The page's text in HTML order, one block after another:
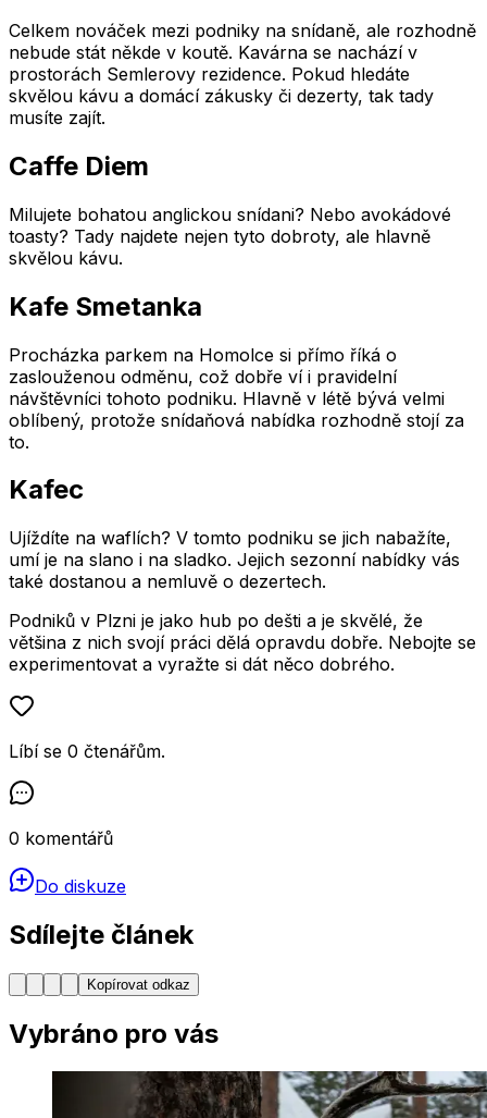
Celkem nováček mezi podniky na snídaně, ale rozhodně
nebude stát někde v koutě. Kavárna se nachází v
prostorách Semlerovy rezidence. Pokud hledáte
skvělou kávu a domácí zákusky či dezerty, tak tady
musíte zajít.
Caffe Diem
Milujete bohatou anglickou snídani? Nebo avokádové
toasty? Tady najdete nejen tyto dobroty, ale hlavně
skvělou kávu.
Kafe Smetanka
Procházka parkem na Homolce si přímo říká o
zaslouženou odměnu, což dobře ví i pravidelní
návštěvníci tohoto podniku. Hlavně v létě bývá velmi
oblíbený, protože snídaňová nabídka rozhodně stojí za
to.
Kafec
Ujíždíte na waflích? V tomto podniku se jich nabažíte,
umí je na slano i na sladko. Jejich sezonní nabídky vás
také dostanou a nemluvě o dezertech.
Podniků v Plzni je jako hub po dešti a je skvělé, že
většina z nich svojí práci dělá opravdu dobře. Nebojte se
experimentovat a vyražte si dát něco dobrého.
Líbí se 0 čtenářům.
0 komentářů
Do diskuze
Sdílejte článek
Kopírovat odkaz
Vybráno pro vás